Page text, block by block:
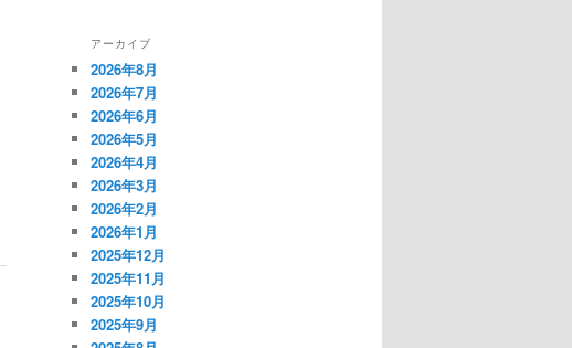
アーカイブ
2026年8月
2026年7月
2026年6月
2026年5月
2026年4月
2026年3月
2026年2月
2026年1月
2025年12月
2025年11月
2025年10月
2025年9月